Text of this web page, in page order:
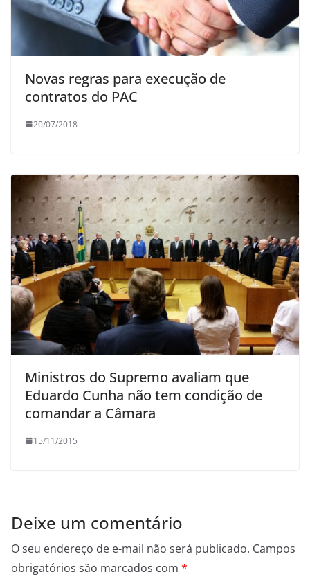
Novas regras para execução de
contratos do PAC
20/07/2018
Ministros do Supremo avaliam que
Eduardo Cunha não tem condição de
comandar a Câmara
15/11/2015
Deixe um comentário
O seu endereço de e-mail não será publicado. Campos
obrigatórios são marcados com *